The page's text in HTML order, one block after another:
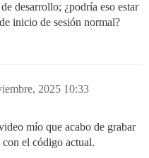
desarrollo; ¿podría eso estar
inicio de sesión normal?
2025 10:33
mío que acabo de grabar
el código actual.